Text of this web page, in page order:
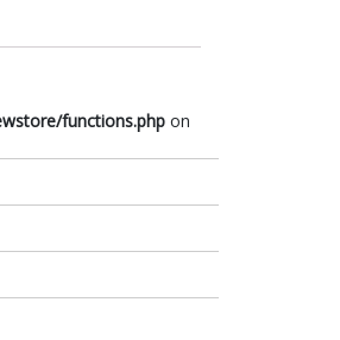
functions.php on